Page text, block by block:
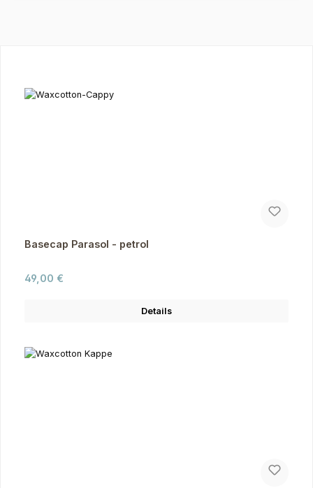
Basecap Parasol - petrol
Regulärer Preis:
49,00 €
Details